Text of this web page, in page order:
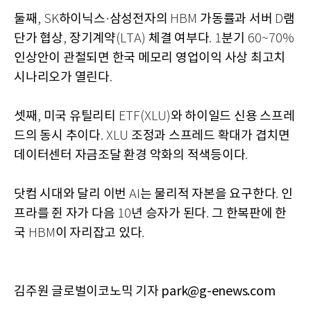
둘째 , SK하이닉스·삼성전자의 HBM 가동률과 서버 D램
단가 협상, 장기계약(LTA) 체결 여부다. 1분기 60~70%
인상안이 관철되면 한국 메모리 영업이익 사상 최고치
시나리오가 열린다.
셋째 , 미국 유틸리티 ETF(XLU)와 하이일드 신용 스프레
드의 동시 추이다. XLU 조정과 스프레드 확대가 겹치면
데이터센터 자금조달 환경 악화의 적색등이다.
닷컴 시대와 달리 이번 AI 는 물리적 자본을 요구한다. 인
프라를 쥔 자가 다음 10년 승자가 된다. 그 한복판에 한
국 HBM 이 자리잡고 있다.
김주원 글로벌이코노믹 기자 park@g-enews.com